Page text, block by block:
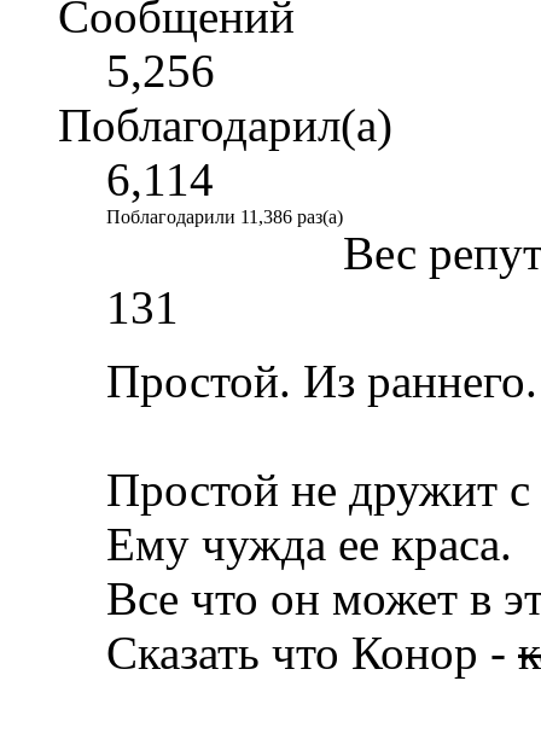
Сообщений
5,256
Поблагодарил(а)
6,114
Поблагодарили 11,386 раз(а)
Вес
131
Простой. Из раннего.
Простой не дружит
Ему чужда ее краса.
Все что он может в
Сказать что Конор -